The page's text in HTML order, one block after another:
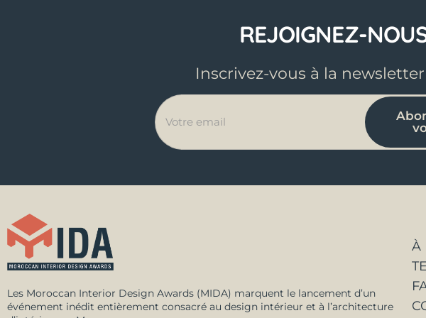
REJOIGNEZ-
Inscrivez-vous à la
Les Moroccan Interior Design Awards (MIDA) marquent le lancement d’un
événement inédit entièrement consacré au design intérieur et à l’architecture
À